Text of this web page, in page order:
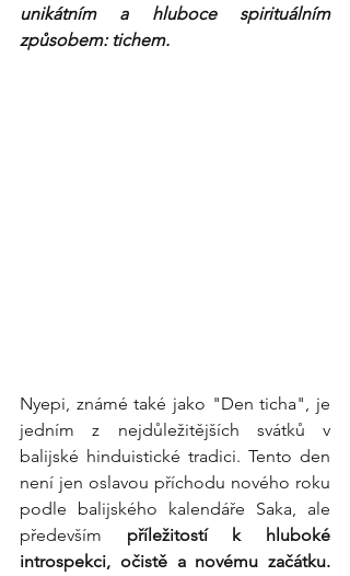
unikátním a hluboce spirituálním
způsobem: tichem.
Nyepi, známé také jako "Den ticha", je
jedním z nejdůležitějších svátků v
balijské hinduistické tradici. Tento den
není jen oslavou příchodu nového roku
podle balijského kalendáře Saka, ale
především příležitostí k hluboké
introspekci, očistě a novému začátku.